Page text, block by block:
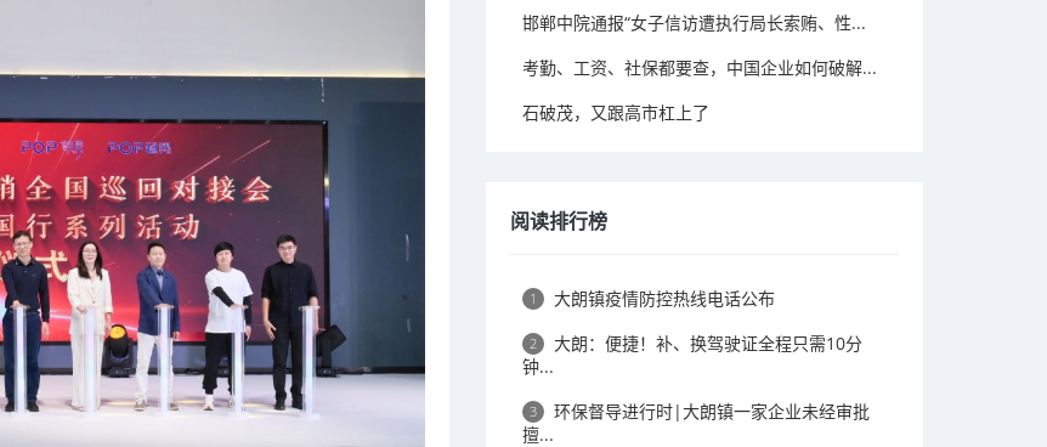
邯郸中院通报“女子信访遭执行局长索贿、性...
考勤、工资、社保都要查，中国企业如何破解...
石破茂，又跟高市杠上了
阅读排行榜
1 大朗镇疫情防控热线电话公布
2
大朗：便捷！补、换驾驶证全程只需10分
钟...
3
环保督导进行时|大朗镇一家企业未经审批
擅...